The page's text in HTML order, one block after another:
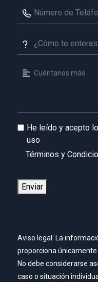
He leído y acepto
uso
Términos y
Enviar
Aviso legal: La
proporciona únicamente
No debe considerarse
caso o situación